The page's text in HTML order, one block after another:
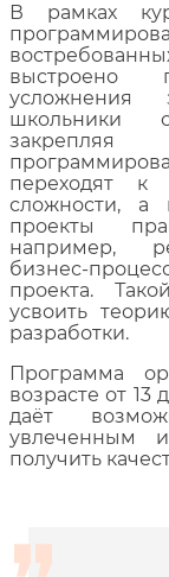
В рамках
выстроено
усложнения
школьники
переходят к
сложности, а
проекты
например,
проекта.
усвоить
разработки.
Программа
возрасте от 13
даёт
увлеченным
получить